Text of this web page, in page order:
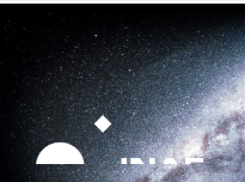
Strumenti
personali
Salta
contenuti.
|
Salta